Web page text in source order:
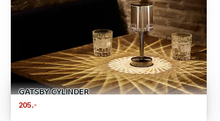
GATSBY CYLINDER
205 ,-